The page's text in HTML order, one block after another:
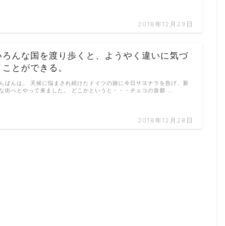
2018年12月29日
ろんな国を渡り歩くと、ようやく違いに気づ
ことができる。
2018年12月28日
ばんは。 天候に悩まされ続けたドイツの旅に今日サヨナラを告げ、新
街へとやって来ました。 どこかというと・・・チェコの首都 …